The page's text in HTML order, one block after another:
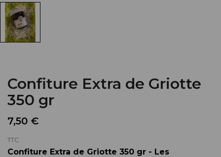
Confiture Extra de Griotte
350 gr
7,50 €
TTC
Confiture Extra de Griotte 350 gr - Les